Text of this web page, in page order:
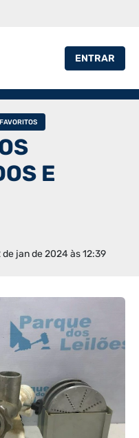
ENTRAR
E
jan de 2024 às 12:39